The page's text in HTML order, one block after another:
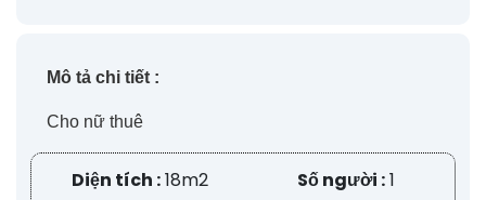
Mô tả chi tiết :
Cho nữ thuê
Diện tích :18m2 Số người :1